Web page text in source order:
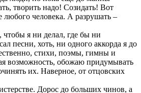
творить надо! Созидать! Вот
любого человека. А разрушать –
чтобы я ни делал, где бы ни
песни, хоть, ни одного аккорда я до
стихи, поэмы, гимны и
возможность, обожаю придумывать
их. Наверное, от отцовских
Дорос до больших чинов, а